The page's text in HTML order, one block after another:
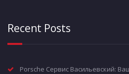
Recent Posts
Porsche Сервис Васильевский: